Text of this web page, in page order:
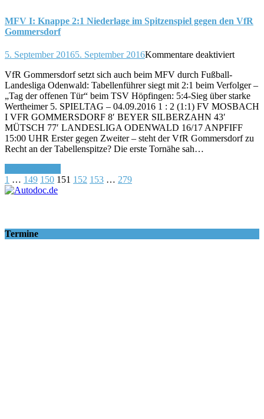
MFV I: Knappe 2:1 Niederlage im Spitzenspiel gegen den VfR
Gommersdorf
5. September 20165. September 2016Kommentare deaktiviertfür
Knappe
2:1
gegen
VfR Gommersdorf setzt sich auch beim MFV durch Fußball-
Landesliga Odenwald: Tabellenführer siegt mit 2:1 beim Verfolger –
„Tag der offenen Tür“ beim TSV Höpfingen: 5:4-Sieg über starke
Wertheimer 5. SPIELTAG – 04.09.2016 1 : 2 (1:1) FV MOSBACH
I VFR GOMMERSDORF 8′ BEYER SILBERZAHN 43′
MÜTSCH 77′ LANDESLIGA ODENWALD 16/17 ANPFIFF
15:00 UHR Erster gegen Zweiter – steht der VfR Gommersdorf zu
Recht an der Tabellenspitze? Die erste Tornähe sah…
1 … 149 150 151 152 153 … 279
Termine